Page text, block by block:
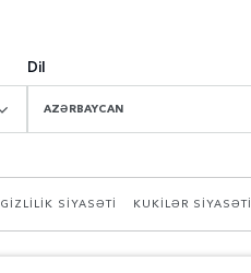
Dil
AZƏRBAYCAN
GİZLİLİK SİYASƏTİ KUKİLƏR SİYASƏTİ